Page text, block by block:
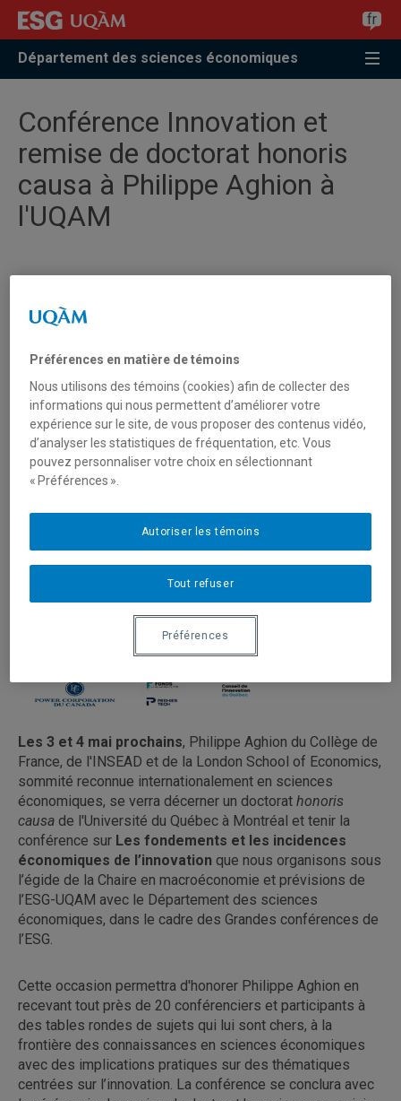
Accéder
recherche
Accéder
menu
pricipal
Accéder
zone
fr
Département des sciences économiques
Conférence Innovation et
remise de doctorat honoris
causa à Philippe Aghion à
l'UQAM
Les 3 et 4 mai prochains, Philippe Aghion du Collège de
France, de l'INSEAD et de la London School of Economics,
sommité reconnue internationalement en sciences
économiques, se verra décerner un doctorat honoris
causa de l'Université du Québec à Montréal et tenir la
conférence sur Les fondements et les incidences
économiques de l’innovation que nous organisons sous
l’égide de la Chaire en macroéconomie et prévisions de
l’ESG-UQAM avec le Département des sciences
économiques, dans le cadre des Grandes conférences de
l’ESG.
Cette occasion permettra d'honorer Philippe Aghion en
recevant tout près de 20 conférenciers et participants à
des tables rondes de sujets qui lui sont chers, à la
frontière des connaissances en sciences économiques
avec des implications pratiques sur des thématiques
centrées sur l’innovation. La conférence se conclura avec
Préférences en matière de témoins
Nous utilisons des témoins (cookies) afin de collecter des
informations qui nous permettent d’améliorer votre
expérience sur le site, de vous proposer des contenus vidéo,
d’analyser les statistiques de fréquentation, etc. Vous
pouvez personnaliser votre choix en sélectionnant
« Préférences ».
Tout refuser
Autoriser les témoins
Préférences